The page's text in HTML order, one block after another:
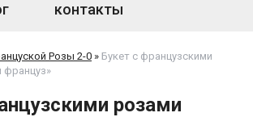
контакты
Розы 2-0 » Букет с французскими
розами